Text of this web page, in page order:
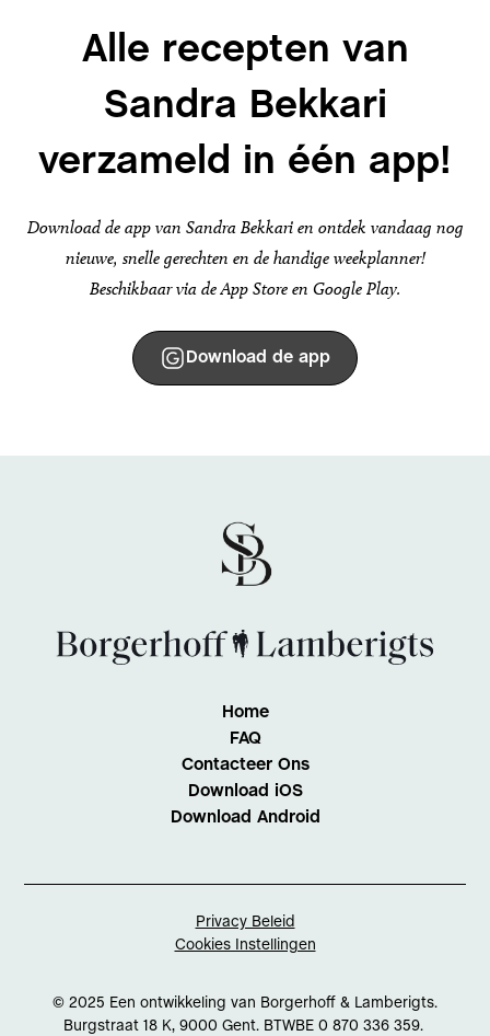
Alle recepten van
Sandra Bekkari
verzameld in één app!
Download de app van Sandra Bekkari en ontdek vandaag nog
nieuwe, snelle gerechten en de handige weekplanner!
Beschikbaar via de App Store en Google Play.
Download de app
Home
FAQ
Contacteer Ons
Download iOS
Download Android
© 2025 Een ontwikkeling van Borgerhoff & Lamberigts.
Burgstraat 18 K, 9000 Gent. BTWBE 0 870 336 359.
Privacy Beleid
Cookies Instellingen